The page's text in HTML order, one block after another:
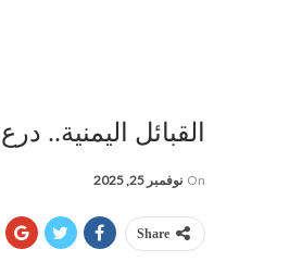
القبائل اليمنية..
On نوفمبر 25, 2025
Share